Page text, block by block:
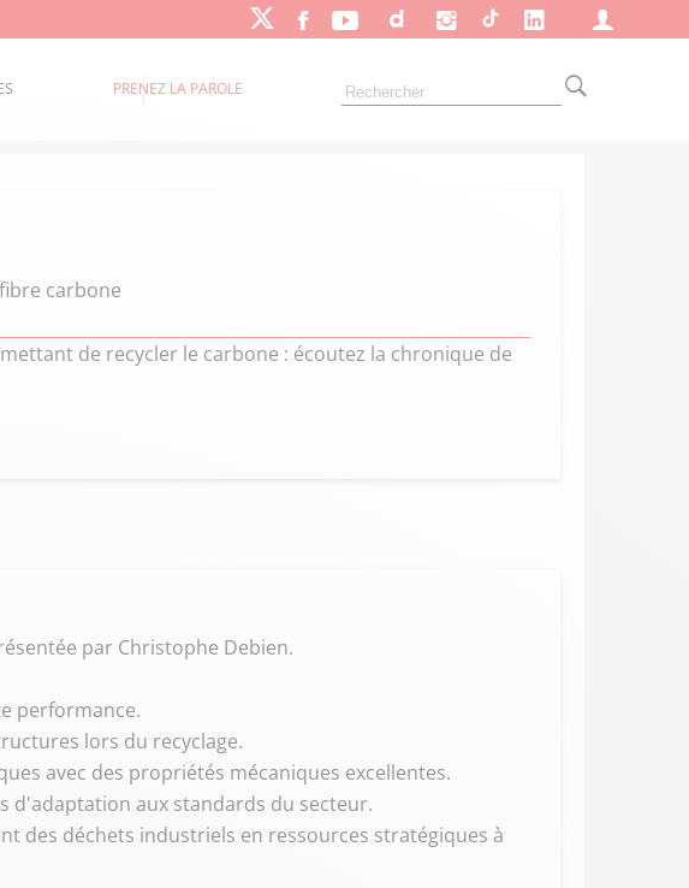
PRENEZ LA PAROLE
carbone
de recycler le carbone : écoutez la chronique de
par Christophe Debien.
performance.
lors du recyclage.
avec des propriétés mécaniques excellentes.
d'adaptation aux standards du secteur.
des déchets industriels en ressources stratégiques à